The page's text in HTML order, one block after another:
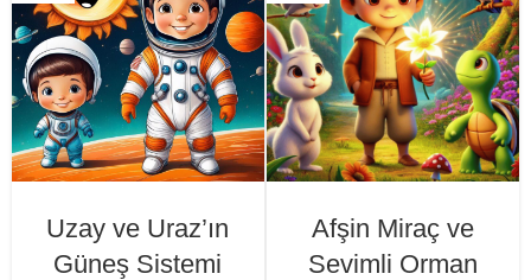
Uzay ve Uraz’ın
Güneş Sistemi
Afşin Miraç ve
Sevimli Orman